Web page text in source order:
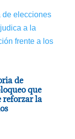
de
que
reforzar la